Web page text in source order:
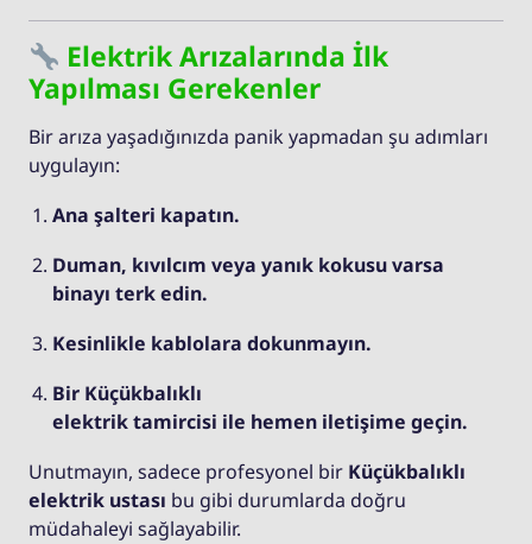
Elektrik Arızalarında İlk
Yapılması Gerekenler
Bir arıza yaşadığınızda panik yapmadan şu adımları
uygulayın:
Ana şalteri kapatın.
Duman, kıvılcım veya yanık kokusu varsa
binayı terk edin.
Kesinlikle kablolara dokunmayın.
Bir Küçükbalıklı
elektrik tamircisi ile hemen iletişime geçin.
Unutmayın, sadece profesyonel bir Küçükbalıklı
elektrik ustası bu gibi durumlarda doğru
müdahaleyi sağlayabilir.